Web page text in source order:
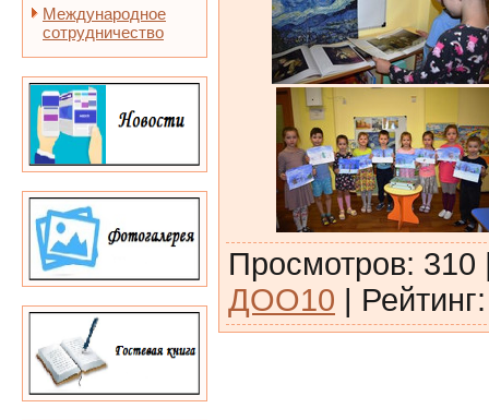
Международное
сотрудничество
Просмотров: 310
ДОО10 | Рейтинг: